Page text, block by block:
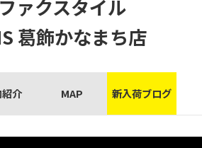
ァクスタイル
葛飾かなまち店
介 MAP 新入荷ブログ